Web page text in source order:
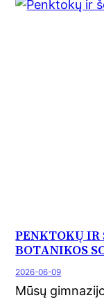
PENKTOKŲ
BOTANIKOS
2026-06-09
Mūsų